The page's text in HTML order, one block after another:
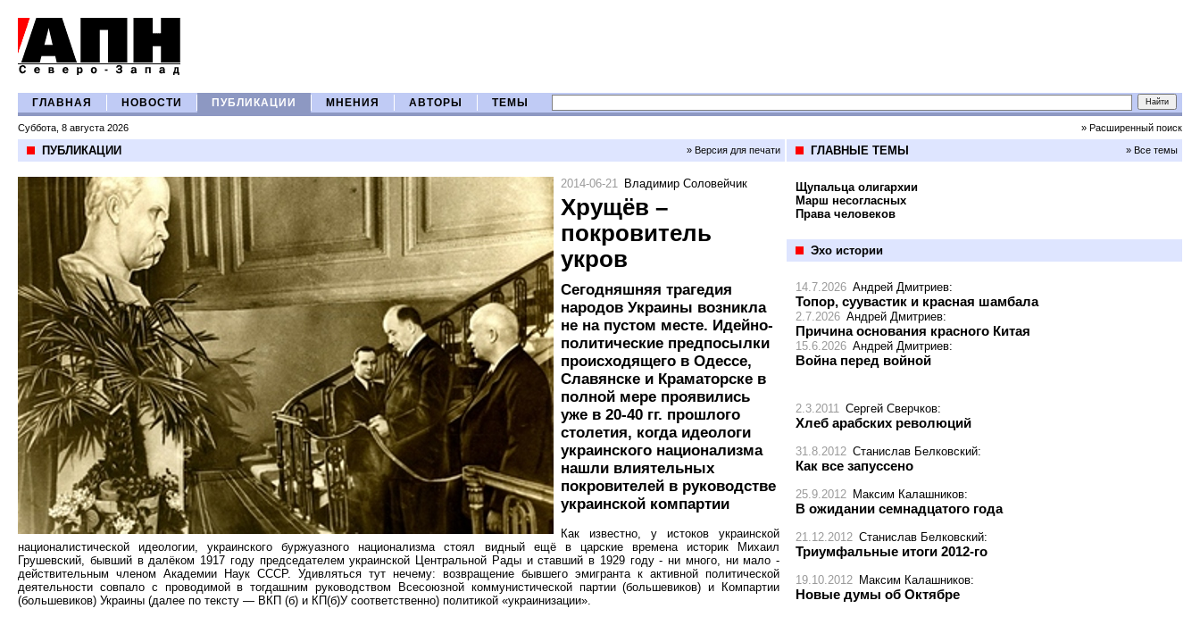
ГЛАВНАЯ НОВОСТИ ПУБЛИКАЦИИ МНЕНИЯ АВТОРЫ ТЕМЫ
Суббота, 8 августа 2026 » Расширенный поиск
ПУБЛИКАЦИИ » Версия для печати
2014-06-21 Владимир Соловейчик
Хрущёв –
покровитель
укров
Сегодняшняя трагедия
народов Украины возникла
не на пустом месте. Идейно-
политические предпосылки
происходящего в Одессе,
Славянске и Краматорске в
полной мере проявились
уже в 20-40 гг. прошлого
столетия, когда идеологи
украинского национализма
нашли влиятельных
покровителей в руководстве
украинской компартии
Как известно, у истоков украинской
националистической идеологии, украинского буржуазного национализма стоял видный ещё в царские времена историк Михаил
Грушевский, бывший в далёком 1917 году председателем украинской Центральной Рады и ставший в 1929 году - ни много, ни мало -
действительным членом Академии Наук СССР. Удивляться тут нечему: возвращение бывшего эмигранта к активной политической
деятельности совпало с проводимой в тогдашним руководством Всесоюзной коммунистической партии (большевиков) и Компартии
(большевиков) Украины (далее по тексту — ВКП (б) и КП(б)У соответственно) политикой «украинизации».
ГЛАВНЫЕ ТЕМЫ » Все темы
Щупальца олигархии
Марш несогласных
Права человеков
Эхо истории
14.7.2026 Андрей Дмитриев:
Топор, суувастик и красная шамбала
2.7.2026 Андрей Дмитриев:
Причина основания красного Китая
15.6.2026 Андрей Дмитриев:
Война перед войной
2.3.2011 Сергей Сверчков:
Хлеб арабских революций
31.8.2012 Станислав Белковский:
Как все запуссено
25.9.2012 Максим Калашников:
В ожидании семнадцатого года
21.12.2012 Станислав Белковский:
Триумфальные итоги 2012-го
19.10.2012 Максим Калашников:
Новые думы об Октябре